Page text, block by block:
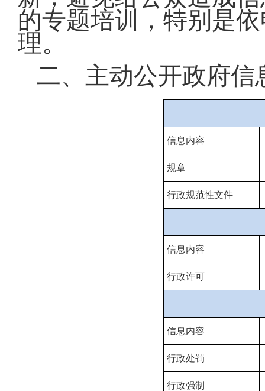
的专题培训，特别是
理。
二、主动公开政府信
信息内容
规章
行政规范性文件
信息内容
行政许可
信息内容
行政处罚
行政强制